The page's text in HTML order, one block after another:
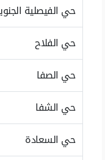
حي الفيصلية
حي الفلاح
حي الصفا
حي الشفا
حي السعادة